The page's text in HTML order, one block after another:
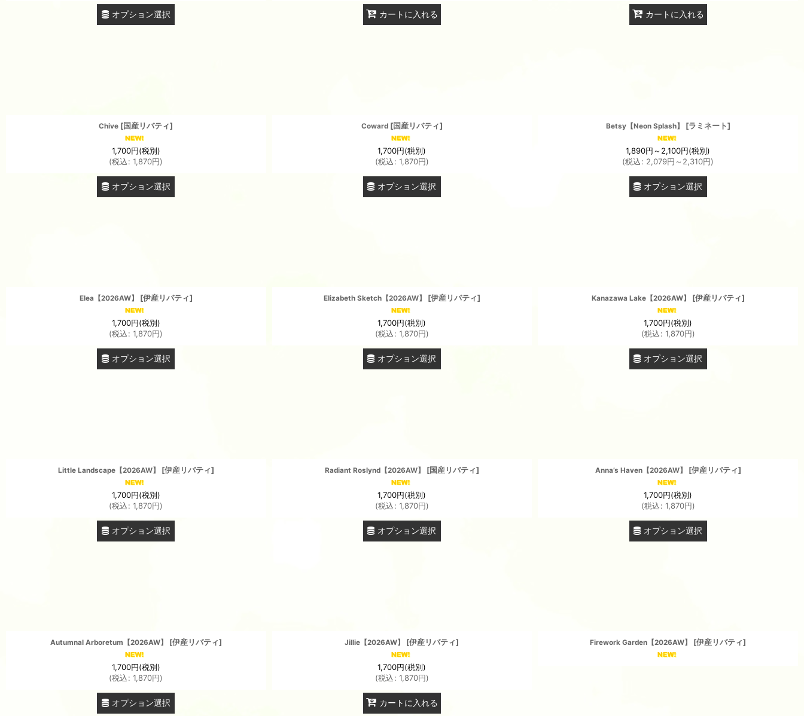
オプション選択 カートに入れる カートに入れる
Chive [国産リバティ]
1,700円(税別)
(税込: 1,870円)
オプション選択
Coward [国産リバティ]
1,700円(税別)
(税込: 1,870円)
オプション選択
Betsy【Neon Splash】 [ラミネート]
1,890円～2,100円(税別)
(税込: 2,079円 ～2,310円)
オプション選択
Elea【2026AW】 [伊産リバティ]
1,700円(税別)
(税込: 1,870円)
オプション選択
Elizabeth Sketch【2026AW】 [伊産リバティ]
1,700円(税別)
(税込: 1,870円)
オプション選択
Kanazawa Lake【2026AW】 [伊産リバティ]
1,700円(税別)
(税込: 1,870円)
オプション選択
Little Landscape【2026AW】 [伊産リバティ]
1,700円(税別)
(税込: 1,870円)
オプション選択
Radiant Roslynd【2026AW】 [国産リバティ]
1,700円(税別)
(税込: 1,870円)
オプション選択
Anna’s Haven【2026AW】 [伊産リバティ]
1,700円(税別)
(税込: 1,870円)
オプション選択
Autumnal Arboretum【2026AW】 [伊産リバティ]
1,700円(税別)
(税込: 1,870円)
オプション選択
Jillie【2026AW】 [伊産リバティ]
1,700円(税別)
(税込: 1,870円)
カートに入れる
Firework Garden【2026AW】 [伊産リバティ]